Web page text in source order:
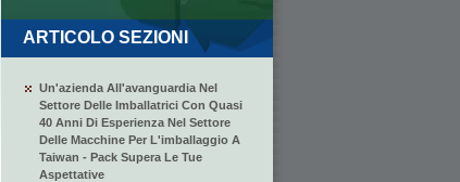
ARTICOLO SEZIONI
Un'azienda All'avanguardia Nel
Settore Delle Imballatrici Con Quasi
40 Anni Di Esperienza Nel Settore
Delle Macchine Per L'imballaggio A
Taiwan - Pack Supera Le Tue
Aspettative